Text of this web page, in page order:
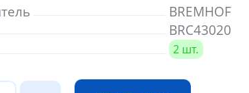
BREMHOF
BRC43020
2 шт.